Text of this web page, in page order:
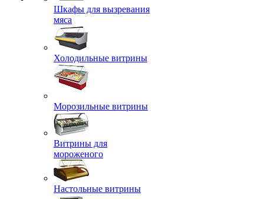
Шкафы для вызревания
мяса
Холодильные витрины
Морозильные витрины
Витрины для
мороженого
Настольные витрины